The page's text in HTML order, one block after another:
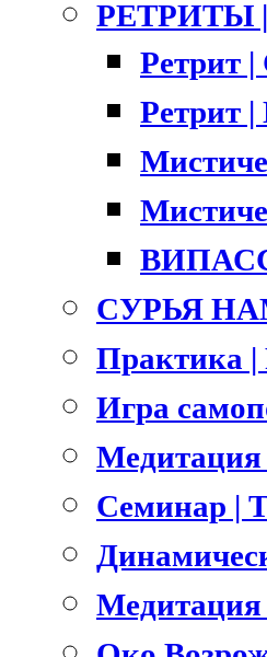
РЕТРИТЫ
Ретрит
СУРЬЯ
Практика |
Игра
Медитация
Семинар |